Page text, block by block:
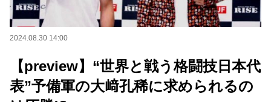
2024.08.30 14:00
【preview】“世界と戦う格闘技日本代
表”予備軍の大﨑孔稀に求められるの